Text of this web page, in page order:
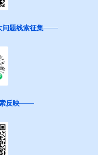
问题线索征集
反映